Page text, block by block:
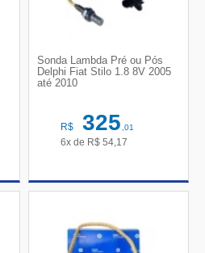
Sonda Lambda Pré ou Pós
Delphi Fiat Stilo 1.8 8V 2005
até 2010
R$ 325,01
6x de R$ 54,17